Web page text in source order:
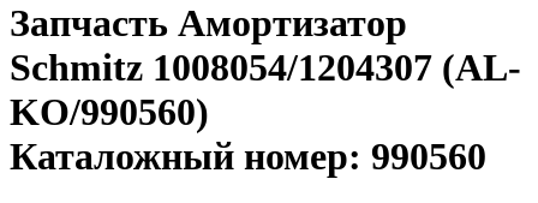
Запчасть Амортизатор
Schmitz 1008054/1204307 (AL-
KO/990560)
Каталожный номер: 990560